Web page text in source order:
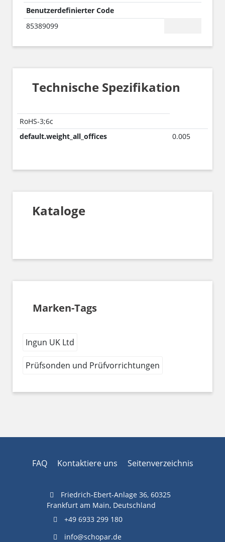
Benutzerdefinierter Code
85389099
Technische Spezifikation
RoHS-3;6c
default.weight_all_offices
0.005
Kataloge
Marken-Tags
Ingun UK Ltd
Prüfsonden und Prüfvorrichtungen
FAQ Kontaktiere uns Seitenverzeichnis
Friedrich-Ebert-Anlage 36, 60325
Frankfurt am Main, Deutschland
+49 6933 299 180
info@schopar.de